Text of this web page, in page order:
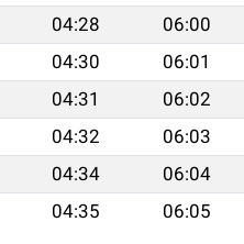
04:28 06:00
04:30 06:01
04:31 06:02
04:32 06:03
04:34 06:04
04:35 06:05